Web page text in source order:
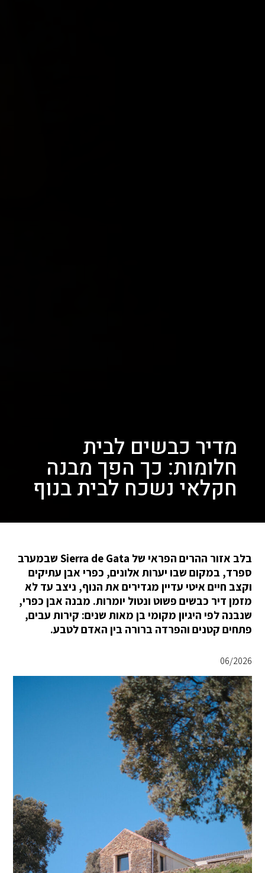
מדיר כבשים לבית
חלומות: כך הפך מבנה
חקלאי נשכח לבית בנוף
בלב אזור ההרים הפראי של Sierra de Gata שבמערב
ספרד, במקום שבו יערות אלונים, כפרי אבן עתיקים
וקצב חיים איטי עדיין מגדירים את הנוף, ניצב עד לא
מזמן דיר כבשים פשוט ונטול יומרות. מבנה אבן כפרי,
שנבנה לפי היגיון מקומי בן מאות שנים: קירות עבים,
פתחים קטנים והפרדה ברורה בין האדם לטבע.
06/2026